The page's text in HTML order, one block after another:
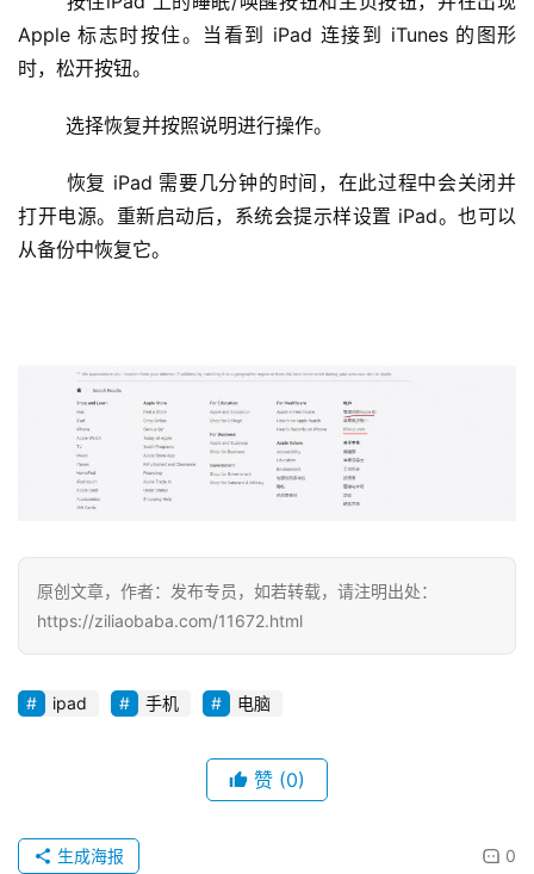
Apple 标志时按住。当看到 iPad 连接到 iTunes 的图形
时，松开按钮。
	选择恢复并按照说明进行操作。
打开电源。重新启动后，系统会提示样设置 iPad。也可以
从备份中恢复它。
原创文章，作者：发布专员，如若转载，请注明出处：
https://ziliaobaba.com/11672.html
ipad 手机 电脑
赞 (0)
0
生成海报